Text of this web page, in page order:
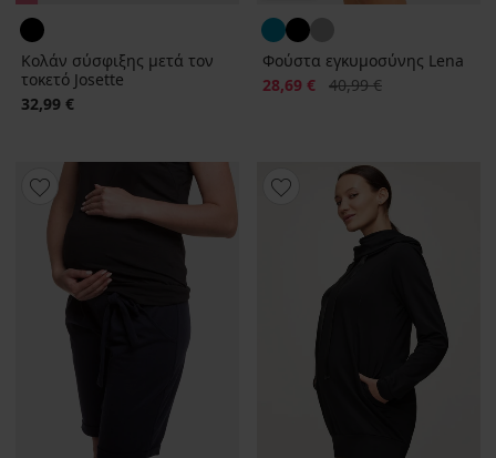
Κολάν σύσφιξης μετά τον
τοκετό Josette
32,99 €
Φούστα εγκυμοσύνης Lena
Έκπτωση
28,69 € Αρχική τιμή
40,99 €